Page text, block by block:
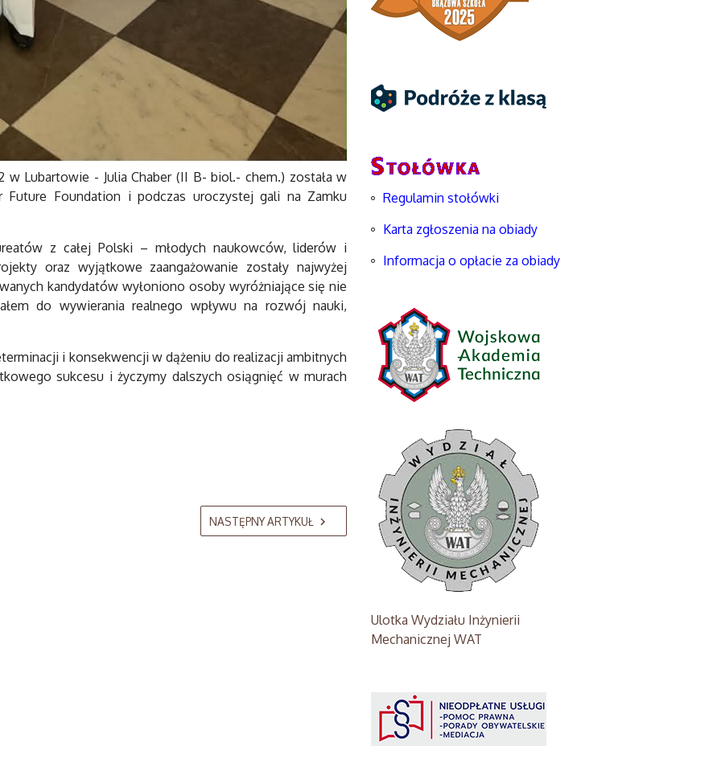
w Lubartowie - Julia Chaber (II B- biol.- chem.) została w
Foundation i podczas uroczystej gali na Zamku
z całej Polski – młodych naukowców, liderów i
oraz wyjątkowe zaangażowanie zostały najwyżej
kandydatów wyłoniono osoby wyróżniające się nie
do wywierania realnego wpływu na rozwój nauki,
i konsekwencji w dążeniu do realizacji ambitnych
sukcesu i życzymy dalszych osiągnięć w murach
NASTĘPNY ARTYKUŁ
Regulamin stołówki
Karta zgłoszenia na obiady
Informacja o opłacie za obiady
Ulotka Wydziału Inżynierii
Mechanicznej WAT